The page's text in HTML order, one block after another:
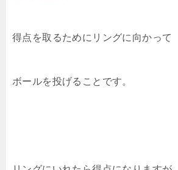
得点を取るためにリングに向かって
ボールを投げることです。